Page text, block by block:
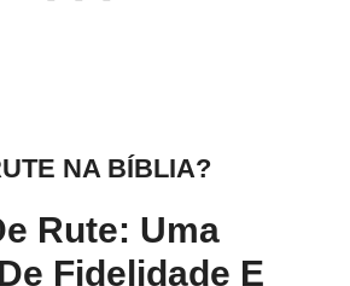
NA BÍBLIA?
Rute: Uma
Fidelidade E